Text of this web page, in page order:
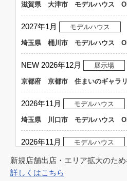
「性能」「価格」「お得さ」よくば
商品
new
ZERO+シリーズの最高グレード商
ZERO+シリーズの最高グレード新
商品
new
ZERO+の断熱性能をグレードアップ
ZERO+の断熱性能をグレードアッ
商品
new
ZERO+に制振装置が標準搭載！「
ZERO+に制振装置が標準搭載され
滋賀県 大津市 モデルハウス
2027年1月 モデルハウス
埼玉県 桶川市 モデルハウス
NEW 2026年12月 展示場
京都府 京都市 住まいのギャラ
2026年11月 モデルハウス
埼玉県 川口市 モデルハウス
2026年11月 モデルハウス
岡山県 倉敷市 モデルハウス
新規店舗出店・エリア拡大のため
詳しくはこちら